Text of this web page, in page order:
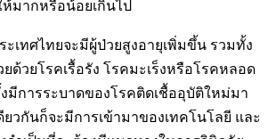
มากหรือน้อยเกินไป
เทศไทยจะมีผู้ป่วยสูงอายุเพิ่มขึ้น รวมทั้ง
ด้วยโรคเรื้อรัง โรคมะเร็งหรือโรคหลอด
มีการระบาดของโรคติดเชื้ออุบัติใหม่มา
ยวกันก็จะมีการเข้ามาของเทคโนโลยี และ